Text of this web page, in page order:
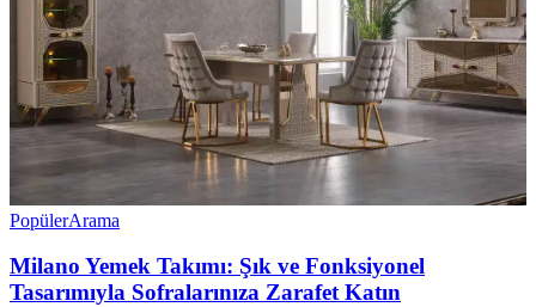
PopülerArama
Milano Yemek Takımı: Şık ve Fonksiyonel
Tasarımıyla Sofralarınıza Zarafet Katın